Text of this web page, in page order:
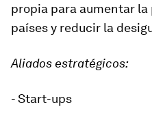
propia para aumentar
países y reducir la
Aliados estratégicos:
- Start-ups